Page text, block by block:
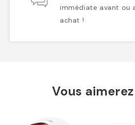
immédiate avant ou
achat !
Vous